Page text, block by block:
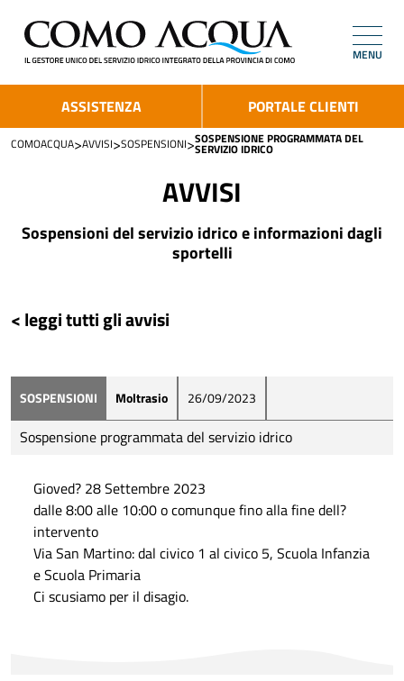
MENU
ASSISTENZA PORTALE CLIENTI
COMOACQUA>AVVISI>SOSPENSIONI>SOSPENSIONE PROGRAMMATA DEL
SERVIZIO IDRICO
AVVISI
Sospensioni del servizio idrico e informazioni dagli
sportelli
< leggi tutti gli avvisi
SOSPENSIONI Moltrasio 26/09/2023
Sospensione programmata del servizio idrico
Gioved? 28 Settembre 2023
dalle 8:00 alle 10:00 o comunque fino alla fine dell?
intervento
Via San Martino: dal civico 1 al civico 5, Scuola Infanzia
e Scuola Primaria
Ci scusiamo per il disagio.